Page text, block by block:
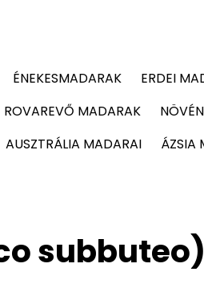
ÉNEKESMADARAK ERDEI
ROVAREVŐ MADARAK
AUSZTRÁLIA MADARAI ÁZSIA
subbuteo)